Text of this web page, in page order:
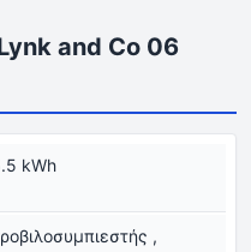
and Co 06
kWh
,